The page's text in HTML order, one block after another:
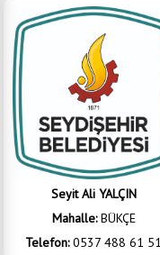
Seyit Ali YALÇIN
Mahalle:BÜKÇE
Telefon:0537 488 61 51